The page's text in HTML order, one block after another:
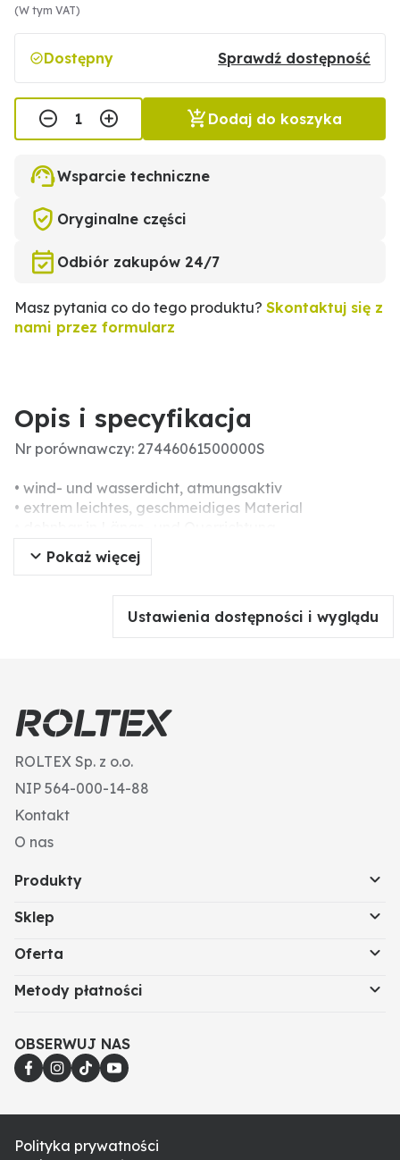
(W tym VAT)
Dostępny Sprawdź dostępność
Dodaj do koszyka
Wsparcie techniczne
Oryginalne części
Odbiór zakupów 24/7
Masz pytania co do tego produktu? Skontaktuj się z
nami przez formularz
Opis i specyfikacja
Nr porównawczy: 27446061500000S
• wind- und wasserdicht, atmungsaktiv
• extrem leichtes, geschmeidiges Material
• Nähte doppelt verschweißt
• Hosenbeinabschluss verstellbar mittels Klettlasche
• elastischer Taillenbund mit zusätzlichem Schnürzug
Pokaż więcej
Ustawienia dostępności i wyglądu
ROLTEX Sp. z o.o.
NIP 564-000-14-88
Kontakt
O nas
Produkty
Sklep
Oferta
Metody płatności
OBSERWUJ NAS
Polityka prywatności